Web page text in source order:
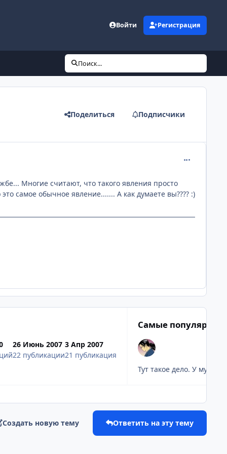
Войти Регистрация
Поиск...
Поделиться Подписчики
Многие считают, что такого явления просто
самое обычное явление....... А как думаете вы???? :)
26 Июнь 2007
22 публикации
3 Апр 2007
21 публикация
Самые популярные
Тут такое дело. У
Создать новую тему Ответить на эту тему